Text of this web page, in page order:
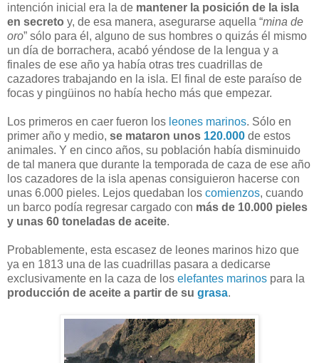
intención inicial era la de mantener la posición de la isla
en secreto y, de esa manera, asegurarse aquella “mina de
oro” sólo para él, alguno de sus hombres o quizás él mismo
un día de borrachera, acabó yéndose de la lengua y a
finales de ese año ya había otras tres cuadrillas de
cazadores trabajando en la isla. El final de este paraíso de
focas y pingüinos no había hecho más que empezar.
Los primeros en caer fueron los leones marinos. Sólo en
primer año y medio, se mataron unos 120.000 de estos
animales. Y en cinco años, su población había disminuido
de tal manera que durante la temporada de caza de ese año
los cazadores de la isla apenas consiguieron hacerse con
unas 6.000 pieles. Lejos quedaban los comienzos, cuando
un barco podía regresar cargado con más de 10.000 pieles
y unas 60 toneladas de aceite.
Probablemente, esta escasez de leones marinos hizo que
ya en 1813 una de las cuadrillas pasara a dedicarse
exclusivamente en la caza de los elefantes marinos para la
producción de aceite a partir de su grasa.